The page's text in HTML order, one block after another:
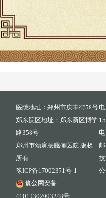
医院地址：郑州市庆丰街58号
郑东院区地址：郑东新区博学
路358号
郑州市颈肩腰腿痛医院 版权
所有
豫ICP备17002371号-1
豫公网安备
41010302003248号